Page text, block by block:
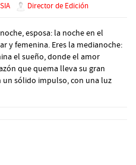
Director de Edición
esposa: la noche en el
y femenina. Eres la medianoche:
el sueño, donde el amor
que quema lleva su gran
un sólido impulso, con una luz